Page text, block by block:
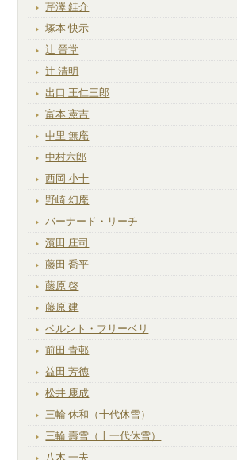
芹澤 銈介
塚本 快示
辻 晉堂
辻 清明
出口 王仁三郎
富本 憲吉
中里 無庵
中村六郎
西岡 小十
野崎 幻庵
バーナード・リーチ
濱田 庄司
藤田 喬平
藤原 啓
藤原 建
ベルント・フリーベリ
前田 青邨
益田 芳徳
松井 康成
三輪 休和（十代休雪）
三輪 壽雪（十一代休雪）
八木 一夫